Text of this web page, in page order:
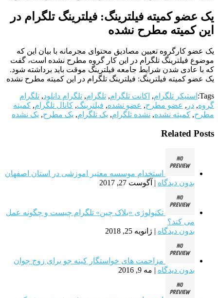
یک عضو کمیته فیلترینگ: فیلترینگ تلگرام در
این کمیته مطرح نشده
یک عضو کارگروه تعیین مصادیق محتوای مجرمانه با بیان این که
موضوع فیلترینگ تلگرام در این کار گروه مطرح نشده است، گفت
که با عادی شدن شرایط جامعه فیلترینگ موقت باید برداشته شود.
یک عضو کمیته فیلترینگ: فیلترینگ تلگرام در این کمیته مطرح نشده
Tags: استیکر تلگرام, اکانت تلگرام, تلگرام, تلگرام دانلود, تلگرام
گروه, در , عضو مطرح, عضو نشده, فیلترینگ, کانال تلگرام, کمیته
مطرح, کمیته نشده, نشده تلگرام, یک تلگرام, یک مطرح, یک نشده
Related Posts
استخدام موسسه معتبر اموزشی در استان اصفهان
بدون دیدگاه | آگوست 27, 2017
تکنولوژی «بلاک چین» تلگرام چیست و چگونه عمل
می کند؟
بدون دیدگاه | ژانویه 25, 2018
مزاحمت های خواستگار کینه جو برای زوج جوان
بدون دیدگاه | مه 9, 2016